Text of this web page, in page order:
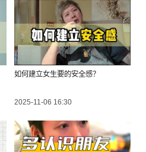
如何建立女生要的安全感？
2025-11-06 16:30